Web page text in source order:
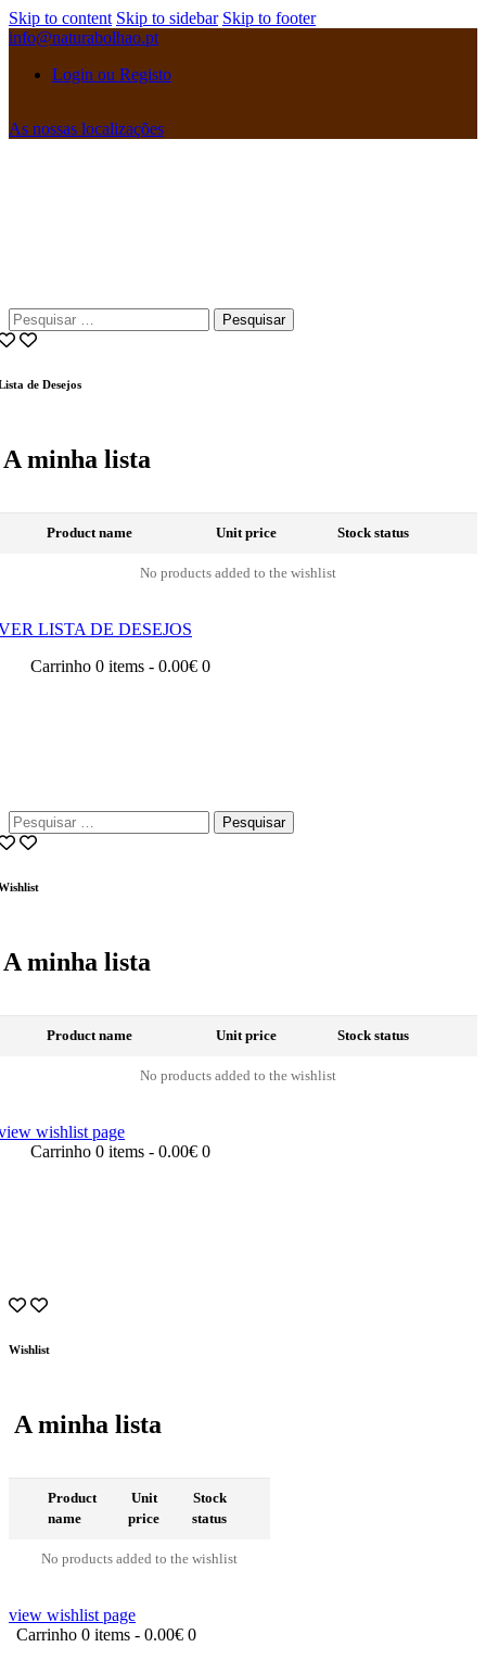
Skip to content Skip to sidebar Skip to footer
info@naturabolhao.pt
Login ou Registo
As nossas localizações
Pesquisar
por:
de Desejos
A minha lista
Product name Unit price Stock status
No products added to the wishlist
LISTA DE DESEJOS
Carrinho 0 items - 0.00€ 0
Pesquisar
por:
A minha lista
Product name Unit price Stock status
No products added to the wishlist
wishlist page
Carrinho 0 items - 0.00€ 0
Wishlist
A minha lista
Product
name
Unit
price
Stock
status
No products added to the wishlist
view wishlist page
Carrinho 0 items - 0.00€ 0